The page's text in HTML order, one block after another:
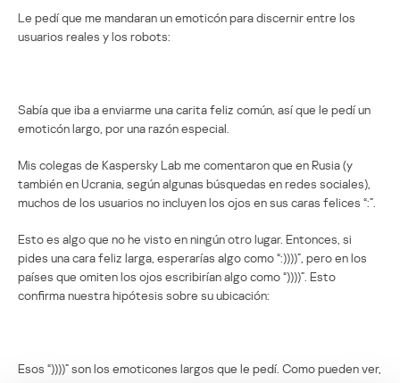
Le pedí que me mandaran un emoticón para discernir entre los
usuarios reales y los robots:
Sabía que iba a enviarme una carita feliz común, así que le pedí un
emoticón largo, por una razón especial.
Mis colegas de Kaspersky Lab me comentaron que en Rusia (y
también en Ucrania, según algunas búsquedas en redes sociales),
muchos de los usuarios no incluyen los ojos en sus caras felices “:”.
Esto es algo que no he visto en ningún otro lugar. Entonces, si
pides una cara feliz larga, esperarías algo como “:))))”, pero en los
países que omiten los ojos escribirían algo como “))))”. Esto
confirma nuestra hipótesis sobre su ubicación:
Esos “))))” son los emoticones largos que le pedí. Como pueden ver,